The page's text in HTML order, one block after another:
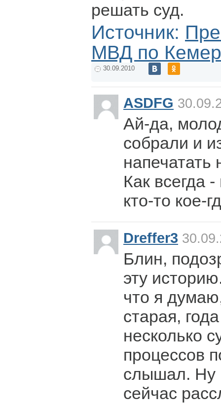
решать суд.
Источник:
МВД по
30.09.2010
ASDFG
Ай-да,
собрали и
напечатать
Как всегда
кто-то кое-
Dreffer3
Блин,
эту
что я
старая,
несколько
процессов
слышал. Ну
сейчас